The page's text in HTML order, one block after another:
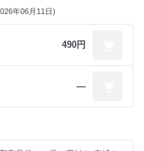
年06月11日)
490円
―